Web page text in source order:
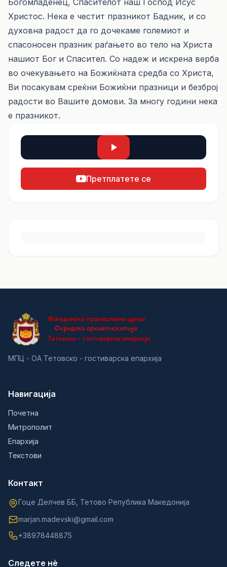
Богомладенец, Спасителот наш Господ Исус
Христос. Нека е честит празникот Бадник, и со
духовна радост да го дочекаме големиот и
спасоносен празник раѓањето во тело на Христа
нашиот Бог и Спасител. Со надеж и искрена верба
во очекувањето на Божиќната средба со Христа,
Ви посакувам среќни Божиќни празници и безброј
радости во Вашите домови. За многу години нека
е празникот.
Претплатете се
МПЦ - ОА Тетовско - гостиварска епархија
Навигација
Почетна
Митрополит
Епархија
Текстови
Контакт
Гоце Делчев ББ, Тетово Република Македонија
marjan.madevski@gmail.com
+38978448875
Следете нè